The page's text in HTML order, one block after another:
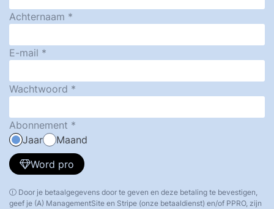
Achternaam
E-mail
Wachtwoord
Abonnement
Jaar
Maand
Word pro
Door je betaalgegevens door te geven en deze betaling te bevestigen,
geef je (A) ManagementSite en Stripe (onze betaaldienst) en/of PPRO, zijn